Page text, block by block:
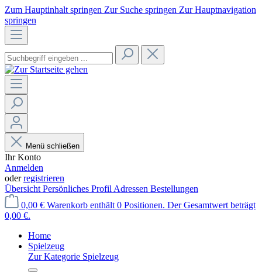
Zum Hauptinhalt springen Zur Suche springen Zur Hauptnavigation
springen
Menü schließen
Ihr Konto
Anmelden
oderregistrieren
Übersicht Persönliches Profil Adressen Bestellungen
0,00 € Warenkorb enthält 0 Positionen. Der Gesamtwert beträgt
0,00 €.
Home
Spielzeug
Zur Kategorie Spielzeug